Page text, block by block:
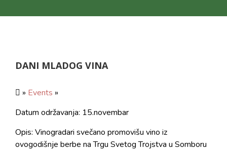
DANI MLADOG VINA
» Events »
Datum održavanja: 15.novembar
Opis: Vinogradari svečano promovišu vino iz
ovogodišnje berbe na Trgu Svetog Trojstva u Somboru